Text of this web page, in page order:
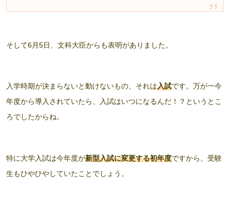
そして6月5日、文科大臣からも表明がありました。
入学時期が決まらないと動けないもの、それは入試です。万が一今
年度から導入されていたら、入試はいつになるんだ！？というとこ
ろでしたからね。
特に大学入試は今年度が新型入試に変更する初年度ですから、受験
生もひやひやしていたことでしょう。